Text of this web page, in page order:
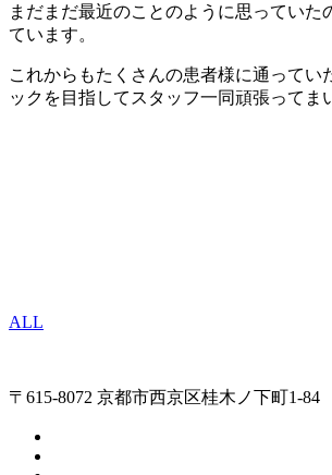
まだまだ最近のことのように思っていた
ています。
これからもたくさんの患者様に通ってい
ックを目指してスタッフ一同頑張ってま
ALL
〒615-8072 京都市西京区桂木ノ下町1-84